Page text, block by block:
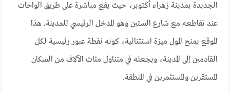
الجديدة بمدينة زهراء أكتوبر، حيث يقع مباشرة على طريق الواحات
عند تقاطعه مع شارع الستين وهو المدخل الرئيسي للمدينة. هذا
الموقع يمنح المول ميزة استثنائية، كونه نقطة عبور رئيسية لكل
القادمين إلى المدينة، ويجعله في متناول مئات الآلاف من السكان
المستقرين والمستثمرين في المنطقة.